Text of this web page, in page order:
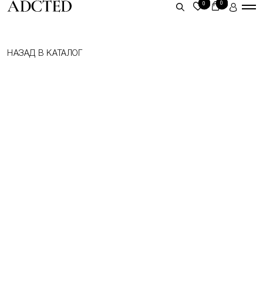
0 0
НАЗАД В КАТАЛОГ